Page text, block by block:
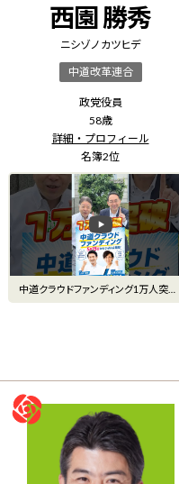
西園 勝秀
ニシゾノ カツヒデ
中道改革連合
政党役員
58歳
詳細・プロフィール
名簿2位
中道クラウドファンディング1万人突
破！静岡駅で感謝のご報告